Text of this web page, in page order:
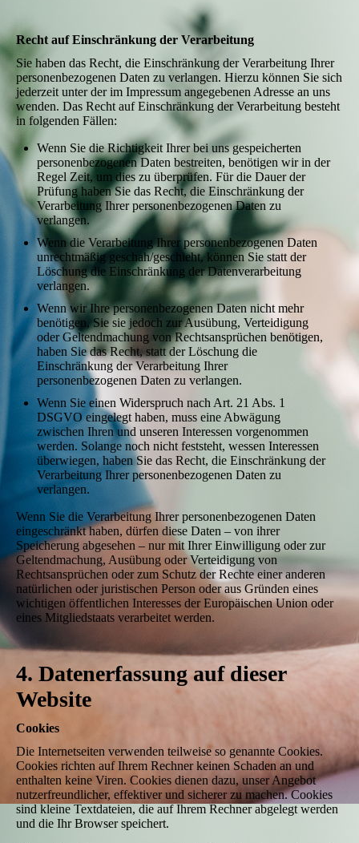
Recht auf Einschränkung der Verarbeitung
Sie haben das Recht, die Einschränkung der Verarbeitung Ihrer
personenbezogenen Daten zu verlangen. Hierzu können Sie sich
jederzeit unter der im Impressum angegebenen Adresse an uns
wenden. Das Recht auf Einschränkung der Verarbeitung besteht
in folgenden Fällen:
Wenn Sie die Richtigkeit Ihrer bei uns gespeicherten
personenbezogenen Daten bestreiten, benötigen wir in der
Regel Zeit, um dies zu überprüfen. Für die Dauer der
Prüfung haben Sie das Recht, die Einschränkung der
Verarbeitung Ihrer personenbezogenen Daten zu
verlangen.
Wenn die Verarbeitung Ihrer personenbezogenen Daten
unrechtmäßig geschah/geschieht, können Sie statt der
Löschung die Einschränkung der Datenverarbeitung
verlangen.
Wenn wir Ihre personenbezogenen Daten nicht mehr
benötigen, Sie sie jedoch zur Ausübung, Verteidigung
oder Geltendmachung von Rechtsansprüchen benötigen,
haben Sie das Recht, statt der Löschung die
Einschränkung der Verarbeitung Ihrer
personenbezogenen Daten zu verlangen.
Wenn Sie einen Widerspruch nach Art. 21 Abs. 1
DSGVO eingelegt haben, muss eine Abwägung
zwischen Ihren und unseren Interessen vorgenommen
werden. Solange noch nicht feststeht, wessen Interessen
überwiegen, haben Sie das Recht, die Einschränkung der
Verarbeitung Ihrer personenbezogenen Daten zu
verlangen.
Wenn Sie die Verarbeitung Ihrer personenbezogenen Daten
eingeschränkt haben, dürfen diese Daten – von ihrer
Speicherung abgesehen – nur mit Ihrer Einwilligung oder zur
Geltendmachung, Ausübung oder Verteidigung von
Rechtsansprüchen oder zum Schutz der Rechte einer anderen
natürlichen oder juristischen Person oder aus Gründen eines
wichtigen öffentlichen Interesses der Europäischen Union oder
eines Mitgliedstaats verarbeitet werden.
4. Datenerfassung auf dieser
Website
Cookies
Die Internetseiten verwenden teilweise so genannte Cookies.
Cookies richten auf Ihrem Rechner keinen Schaden an und
enthalten keine Viren. Cookies dienen dazu, unser Angebot
nutzerfreundlicher, effektiver und sicherer zu machen. Cookies
sind kleine Textdateien, die auf Ihrem Rechner abgelegt werden
und die Ihr Browser speichert.